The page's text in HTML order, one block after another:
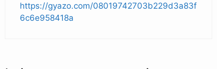
https://gyazo.com/08019742703b229d3a83f
6c6e958418a